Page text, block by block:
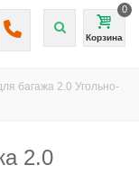
Корзина
0
багажа 2.0 Угольно-
2.0